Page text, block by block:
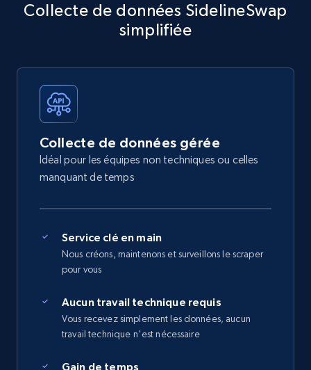
Collecte de données SidelineSwap
simplifiée
Collecte de données gérée
Idéal pour les équipes non techniques ou celles
manquant de temps
Service clé en main
Nous créons, maintenons et surveillons le scraper
pour vous
Aucun travail technique requis
Vous recevez simplement les données, aucun
travail technique n'est nécessaire
Gain de temps